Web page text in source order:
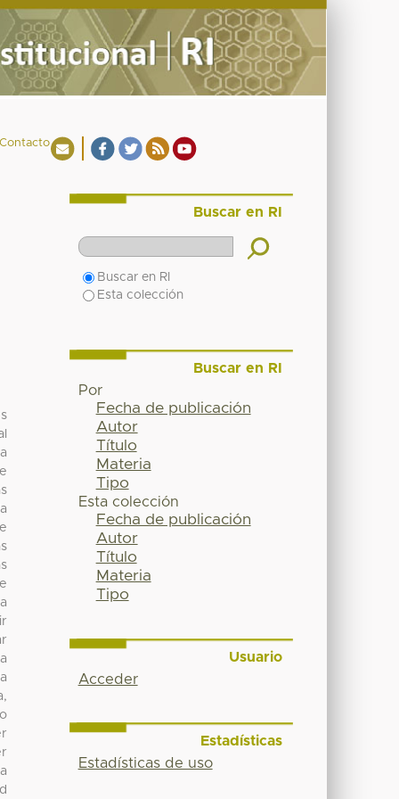
Contacto
Buscar en RI
Buscar en RI
Esta colección
Buscar en RI
Por
Fecha de publicación
Autor
Título
Materia
Tipo
Esta colección
Fecha de publicación
Autor
Título
Materia
Tipo
Usuario
Acceder
Estadísticas
Estadísticas de uso